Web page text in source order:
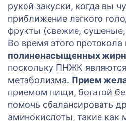
рукой закуски, когда вы
приближение легкого
фрукты (свежие,
Во время этого протокола
полиненасыщенных
поскольку ПНЖК
метаболизма. Прием
приемом пищи, богатой
помочь сбалансировать
аминокислоты, такие как